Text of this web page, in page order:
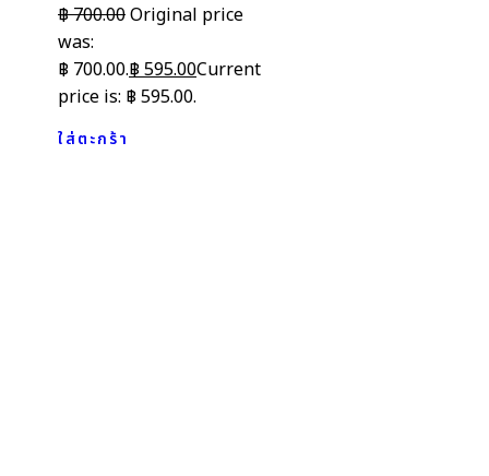
฿700.00Original price
was:
฿ 700.00.฿ 595.00Current
price is: ฿ 595.00.
ใส่ตะกร้า